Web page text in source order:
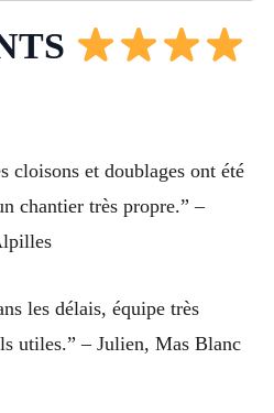
cloisons et doublages ont été
chantier très propre.” –
les délais, équipe très
utiles.” – Julien, Mas Blanc